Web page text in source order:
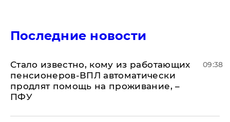
Последние новости
Стало известно, кому из работающих
пенсионеров-ВПЛ автоматически
продлят помощь на проживание, –
ПФУ
09:38